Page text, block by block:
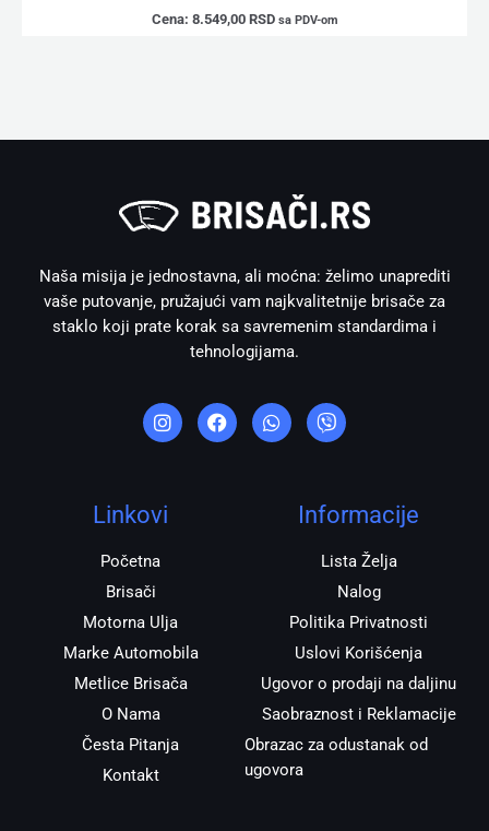
Cena: 8.549,00 RSD sa PDV-om
Naša misija je jednostavna, ali moćna: želimo unaprediti
vaše putovanje, pružajući vam najkvalitetnije brisače za
staklo koji prate korak sa savremenim standardima i
tehnologijama.
n
s
t
r
a
a
c
e
h
a
t
i
b
e
Linkovi
Početna
Brisači
Motorna Ulja
Marke Automobila
Metlice Brisača
O Nama
Česta Pitanja
Kontakt
Informacije
Lista Želja
Nalog
Politika Privatnosti
Uslovi Korišćenja
Ugovor o prodaji na daljinu
Saobraznost i Reklamacije
Obrazac za odustanak od
ugovora